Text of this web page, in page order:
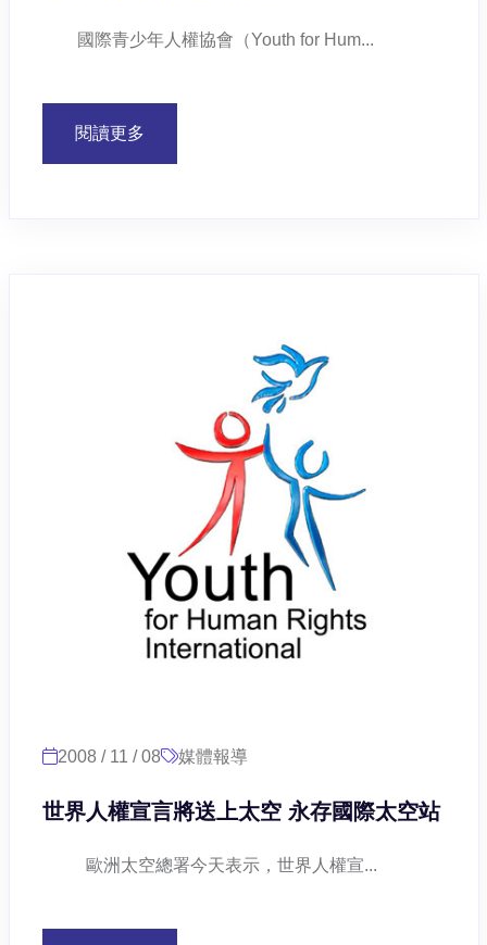
國際青少年人權協會（Youth for Hum...
閱讀更多
2008 / 11 / 08 媒體報導
世界人權宣言將送上太空 永存國際太空站
歐洲太空總署今天表示，世界人權宣...